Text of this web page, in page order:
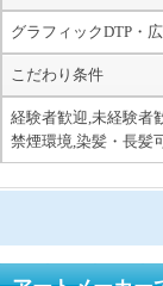
グラフィックDTP・
こだわり条件
経験者歓迎,未経験者
禁煙環境,染髪・長髪